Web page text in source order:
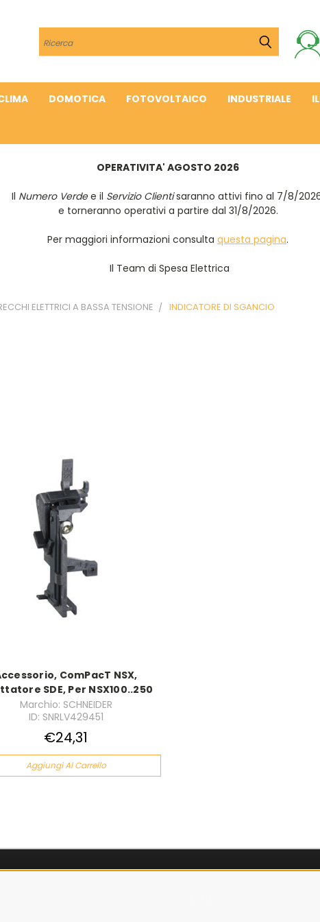
Cerca
DOMOTICA FOTOVOLTAICO INDUSTRIALE
OPERATIVITA' AGOSTO 2026
Il Numero Verdee il Servizio Clientisaranno attivi fino al 7/8/
e torneranno operativi a partire dal 31/8/2026.
Per maggiori informazioni consulta questa pagina.
Il Team di Spesa Elettrica
ELETTRICI A BASSA TENSIONE INDICATORE DI SGANCIO
ComPacT NSX,
SDE, Per NSX100..250
Marchio: SCHNEIDER
ID: SNRLV429451
€24,31
Aggiungi Al Carrello